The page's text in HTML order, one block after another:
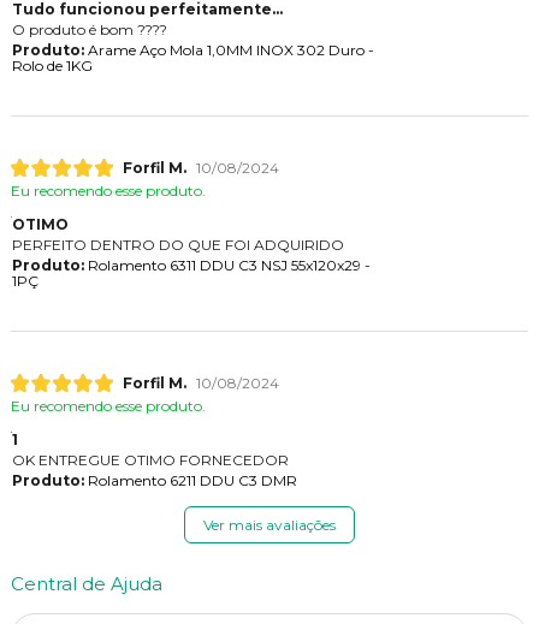
Tudo funcionou perfeitamente...
O produto é bom ????
Produto:Arame Aço Mola 1,0MM INOX 302 Duro -
Rolo de 1KG
Forfil M. 10/08/2024
Eu recomendo esse produto.
OTIMO
PERFEITO DENTRO DO QUE FOI ADQUIRIDO
Produto:Rolamento 6311 DDU C3 NSJ 55x120x29 -
1PÇ
Forfil M. 10/08/2024
Eu recomendo esse produto.
1
OK ENTREGUE OTIMO FORNECEDOR
Produto:Rolamento 6211 DDU C3 DMR
Ver mais avaliações
Central de Ajuda